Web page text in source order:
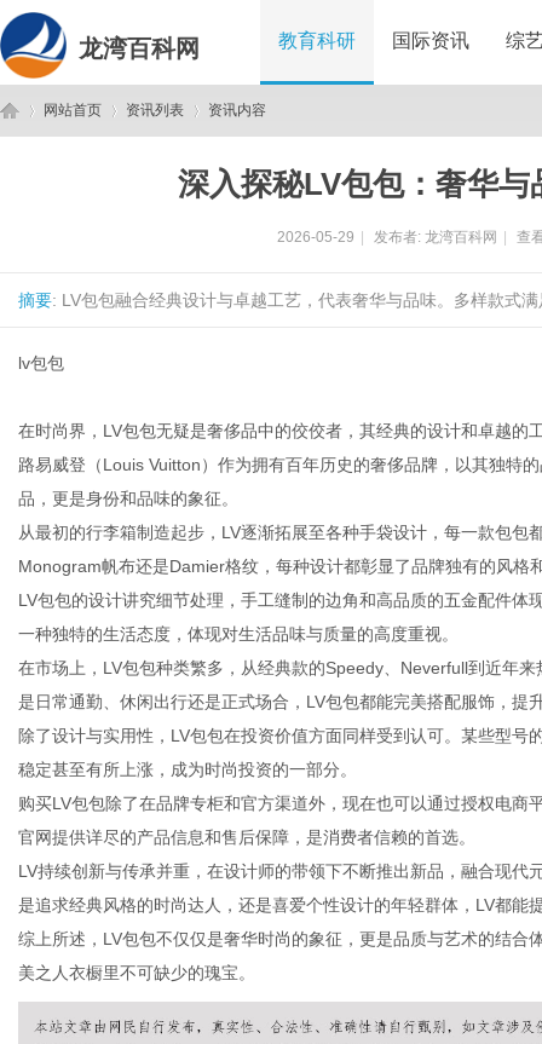
龙湾百科网 教育科研 国际资讯 综
网站首页 资讯列表 资讯内容
深入探秘LV包包：奢华
2026-05-29 发布者: 龙湾百科网 查
摘要: LV包包融合经典设计与卓越工艺，代表奢华与品味。多样款式
lv包包
在时尚界，LV包包无疑是奢侈品中的佼佼者，其经典的设计和卓越的
路易威登（Louis Vuitton）作为拥有百年历史的奢侈品牌，以其独特
品，更是身份和品味的象征。
从最初的行李箱制造起步，LV逐渐拓展至各种手袋设计，每一款包
Monogram帆布还是Damier格纹，每种设计都彰显了品牌独有的风格
LV包包的设计讲究细节处理，手工缝制的边角和高品质的五金配件
一种独特的生活态度，体现对生活品味与质量的高度重视。
在市场上，LV包包种类繁多，从经典款的Speedy、Neverfull到近年
是日常通勤、休闲出行还是正式场合，LV包包都能完美搭配服饰，提
除了设计与实用性，LV包包在投资价值方面同样受到认可。某些型
稳定甚至有所上涨，成为时尚投资的一部分。
购买LV包包除了在品牌专柜和官方渠道外，现在也可以通过授权电
官网提供详尽的产品信息和售后保障，是消费者信赖的首选。
LV持续创新与传承并重，在设计师的带领下不断推出新品，融合现
是追求经典风格的时尚达人，还是喜爱个性设计的年轻群体，LV都能
综上所述，LV包包不仅仅是奢华时尚的象征，更是品质与艺术的结
美之人衣橱里不可缺少的瑰宝。